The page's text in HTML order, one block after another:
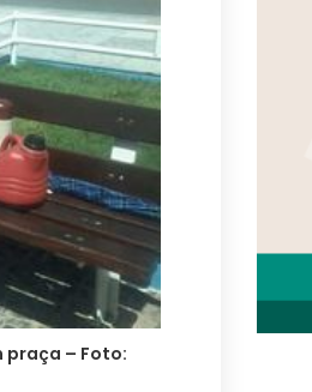
praça – Foto: